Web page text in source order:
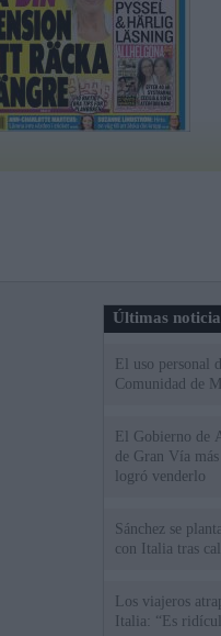
Últimas
El uso personal
Comunidad de
El Gobierno de
de Gran Vía
logró venderlo
Sánchez se
con Italia tras
Los viajeros
Italia: “Es